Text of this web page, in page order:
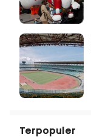
Terpopuler